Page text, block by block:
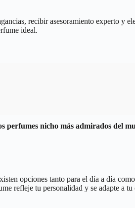
recibir asesoramiento experto y
ideal.
perfumes nicho más admirados del
opciones tanto para el día a día
refleje tu personalidad y se adapte a